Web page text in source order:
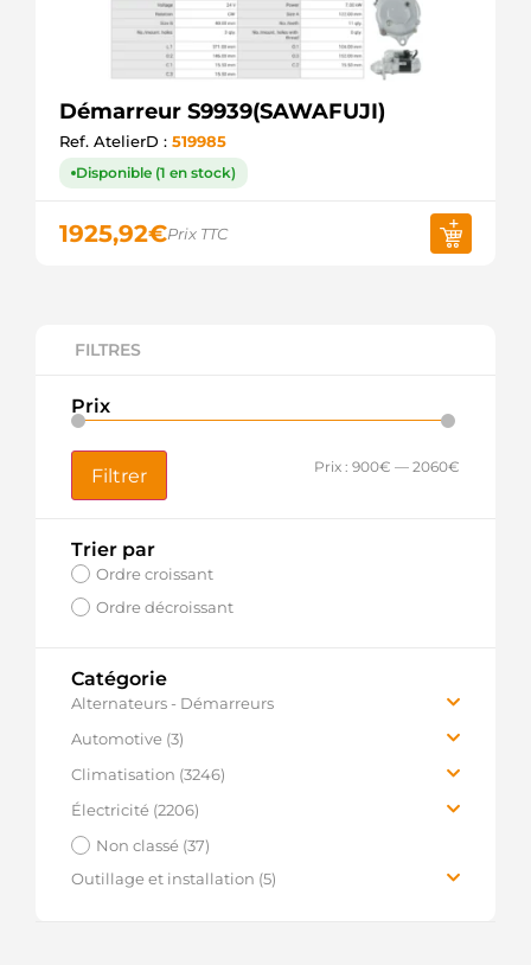
FILTRES
Prix
Filtrer Prix : 900€ — 2060€
Trier par
Ordre croissant
Ordre décroissant
Catégorie
Alternateurs - Démarreurs
Pièces détachées Alternateur (11762)
Pièces détachées Démarreur (14627)
Services (1)
Automotive (3)
Pièces Alternateur (1)
Pièces Démarreur (2)
Climatisation (3246)
Pièces détachées (3068)
Consommables (156)
Outillages (15)
Électricité (2206)
Sondes Nox (553)
Équipement et installation (956)
Non classé (37)
Outillage et installation (5)
Démarreur S9939(SAWAFUJI)
Ref. AtelierD : 519985
Disponible (1 en stock)
1925,92€Prix TTC